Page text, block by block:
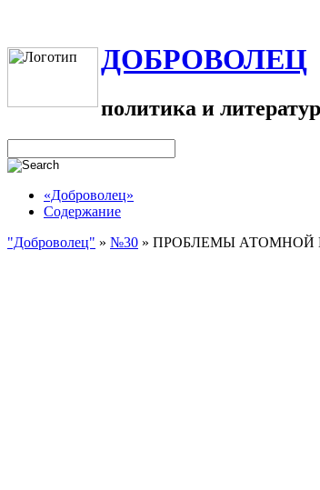
ДОБРОВОЛЕЦ
политика и
«Доброволец»
Содержание
"Доброволец" » №30 » ПРОБЛЕМЫ АТОМНОЙ